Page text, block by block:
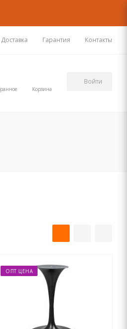
Доставка Гарантия Контакты
Корзина
Войти
ОПТ ЦЕНА